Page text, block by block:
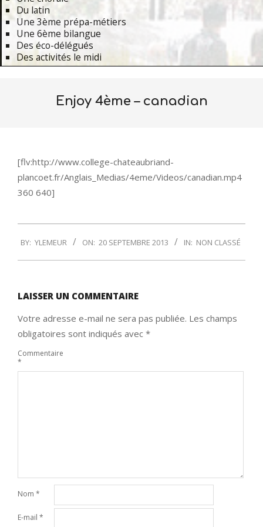
Du latin
Une 3ème prépa-métiers
Une 6ème bilangue
Des éco-délégués
Des activités le midi
Enjoy 4ème – canadian
[flv:http://www.college-chateaubriand-
plancoet.fr/Anglais_Medias/4eme/Videos/canadian.mp4
360 640]
09-
20
BY: YLEMEUR ON: 20 SEPTEMBRE 2013 IN: NON CLASSÉ
LAISSER UN COMMENTAIRE
Votre adresse e-mail ne sera pas publiée. Les champs
obligatoires sont indiqués avec *
Commentaire
*
Nom *
E-mail *